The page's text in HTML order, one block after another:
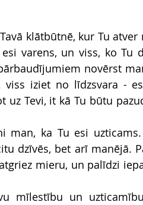
klātbūtnē, kur Tu
varens, un viss, ko Tu
novērst
iziet no līdzsvara -
Tevi, it kā Tu būtu
man, ka Tu esi
dzīvēs, bet arī manējā.
mieru, un palīdzi
mīlestību un